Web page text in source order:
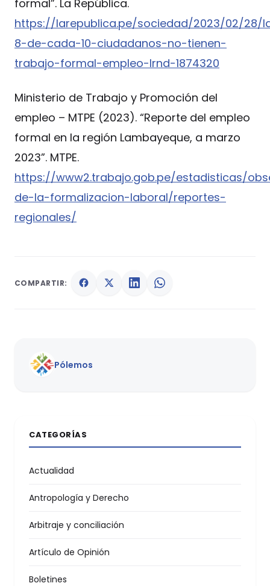
formal”. La República.
https://larepublica.pe/sociedad/2023/02/28/
8-de-cada-10-ciudadanos-no-tienen-
trabajo-formal-empleo-lrnd-1874320
Ministerio de Trabajo y Promoción del
empleo – MTPE (2023). “Reporte del empleo
formal en la región Lambayeque, a marzo
2023”. MTPE.
https://www2.trabajo.gob.pe/estadisticas/
de-la-formalizacion-laboral/reportes-
regionales/
COMPARTIR:
Pólemos
CATEGORÍAS
Actualidad
Antropología y Derecho
Arbitraje y conciliación
Artículo de Opinión
Boletines